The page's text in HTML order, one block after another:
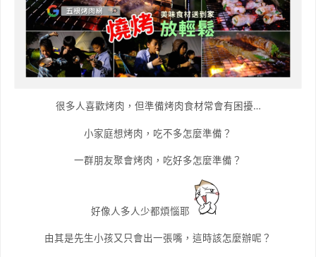
很多人喜歡烤肉，但準備烤肉食材常會有困擾…
小家庭想烤肉，吃不多怎麼準備？
一群朋友聚會烤肉，吃好多怎麼準備？
好像人多人少都煩惱耶
由其是先生小孩又只會出一張嘴，這時該怎麼辦呢？